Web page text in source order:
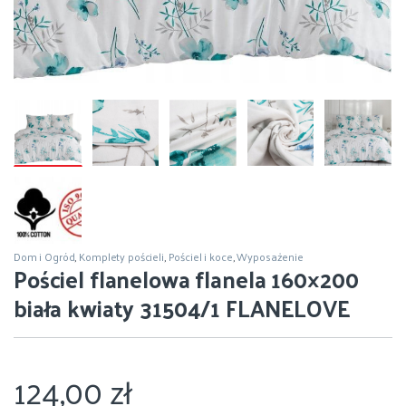
Dom i Ogród,Komplety pościeli,Pościel i koce,Wyposażenie
Pościel flanelowa flanela 160×200
biała kwiaty 31504/1 FLANELOVE
124,00zł